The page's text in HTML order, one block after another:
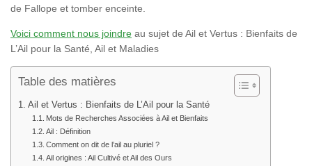
de Fallope et tomber enceinte.
Voici comment nous joindre au sujet de Ail et Vertus : Bienfaits de
L’Ail pour la Santé, Ail et Maladies
Table des matières
Ail et Vertus : Bienfaits de L’Ail pour la Santé
Mots de Recherches Associées à Ail et Bienfaits
Ail : Définition
Comment on dit de l’ail au pluriel ?
Ail origines : Ail Cultivé et Ail des Ours